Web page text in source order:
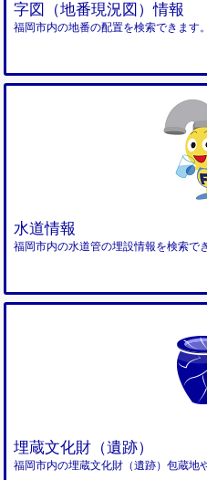
字図（地番現況図）情報
福岡市内の地番の配置を検索できます。
水道情報
福岡市内の水道管の埋設情報を検索で
埋蔵文化財（遺跡）
福岡市内の埋蔵文化財（遺跡）包蔵地